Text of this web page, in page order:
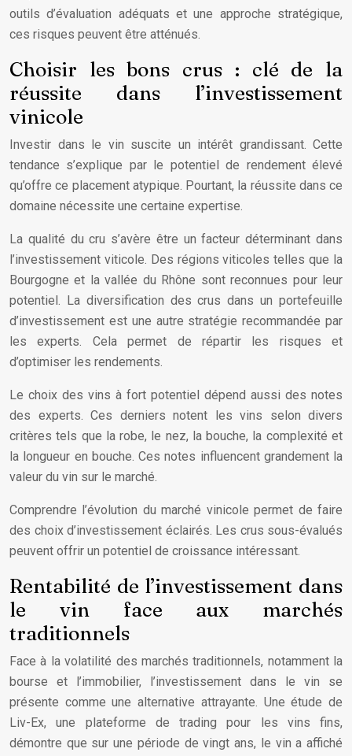
outils d’évaluation adéquats et une approche stratégique,
ces risques peuvent être atténués.
Choisir les bons crus : clé de la
réussite dans l’investissement
vinicole
Investir dans le vin suscite un intérêt grandissant. Cette
tendance s’explique par le potentiel de rendement élevé
qu’offre ce placement atypique. Pourtant, la réussite dans ce
domaine nécessite une certaine expertise.
La qualité du cru s’avère être un facteur déterminant dans
l’investissement viticole. Des régions viticoles telles que la
Bourgogne et la vallée du Rhône sont reconnues pour leur
potentiel. La diversification des crus dans un portefeuille
d’investissement est une autre stratégie recommandée par
les experts. Cela permet de répartir les risques et
d’optimiser les rendements.
Le choix des vins à fort potentiel dépend aussi des notes
des experts. Ces derniers notent les vins selon divers
critères tels que la robe, le nez, la bouche, la complexité et
la longueur en bouche. Ces notes influencent grandement la
valeur du vin sur le marché.
Comprendre l’évolution du marché vinicole permet de faire
des choix d’investissement éclairés. Les crus sous-évalués
peuvent offrir un potentiel de croissance intéressant.
Rentabilité de l’investissement dans
le vin face aux marchés
traditionnels
Face à la volatilité des marchés traditionnels, notamment la
bourse et l’immobilier, l’investissement dans le vin se
présente comme une alternative attrayante. Une étude de
Liv-Ex, une plateforme de trading pour les vins fins,
démontre que sur une période de vingt ans, le vin a affiché